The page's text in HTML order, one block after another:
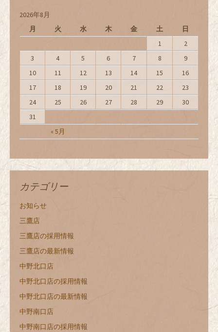
2026年8月
月
火 水 木 金 土 日
« 5月
1
2
3
4 5 6 7 8
9
10
11 12 13 14 15
16
17
18 19 20 21 22
23
24
25 26 27 28 29
30
31
カテゴリー
お知らせ
三鷹店
三鷹店の採用情報
三鷹店の最新情報
中野北口店
中野北口店の採用情報
中野北口店の最新情報
中野南口店
中野南口店の採用情報